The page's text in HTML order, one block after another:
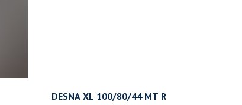
DESNA XL 100/80/44 MT R